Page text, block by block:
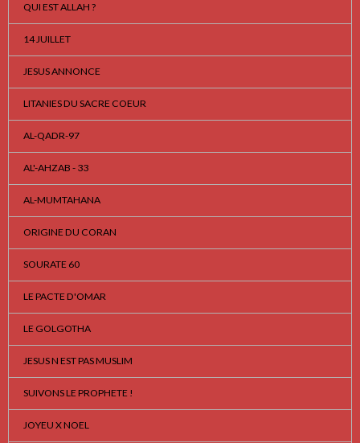
QUI EST ALLAH ?
14 JUILLET
JESUS ANNONCE
LITANIES DU SACRE COEUR
AL-QADR-97
AL'-AHZAB - 33
AL-MUMTAHANA
ORIGINE DU CORAN
SOURATE 60
LE PACTE D'OMAR
LE GOLGOTHA
JESUS N EST PAS MUSLIM
SUIVONS LE PROPHETE !
JOYEU X NOEL